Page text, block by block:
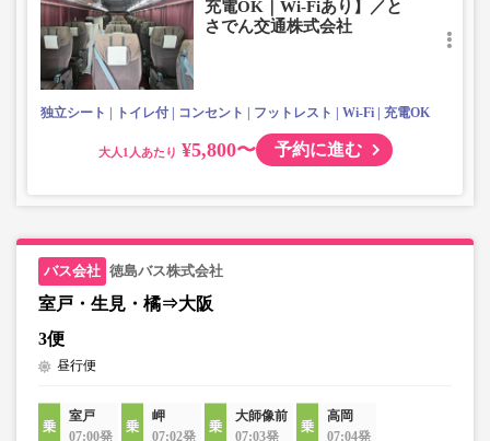
充電OK｜Wi-Fiあり】／と
さでん交通株式会社
独立シート トイレ付 コンセント フットレスト Wi-Fi 充電OK
大人 ¥5,800〜 予約に進む
徳島バス株式会社
室戸・生見・橘⇒大阪
3便
昼行便
室戸
07:00発
岬
07:02発
大師像前
07:03発
高岡
07:04発